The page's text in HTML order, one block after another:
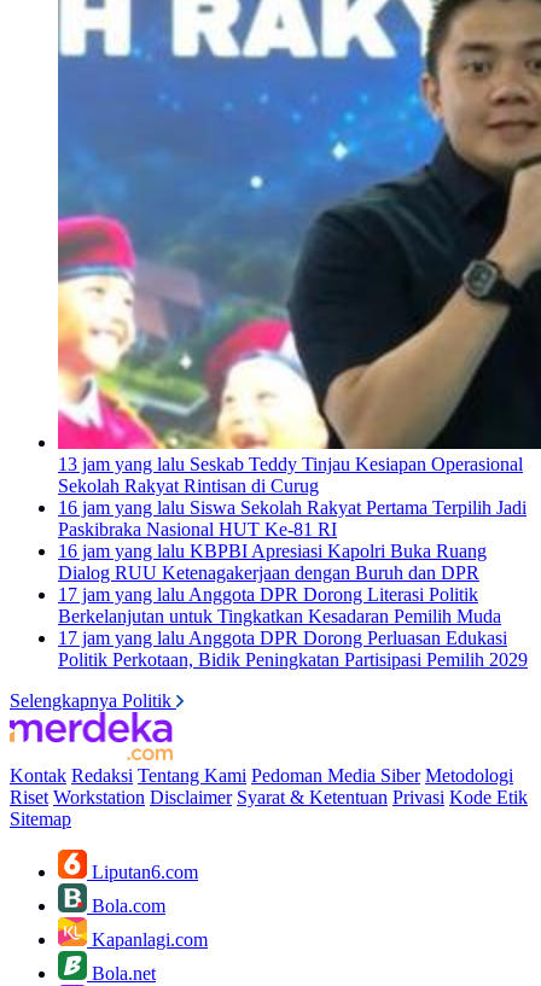
13 jam yang lalu Seskab Teddy Tinjau Kesiapan Operasional
Sekolah Rakyat Rintisan di Curug
16 jam yang lalu Siswa Sekolah Rakyat Pertama Terpilih Jadi
Paskibraka Nasional HUT Ke-81 RI
16 jam yang lalu KBPBI Apresiasi Kapolri Buka Ruang
Dialog RUU Ketenagakerjaan dengan Buruh dan DPR
17 jam yang laluAnggota DPR Dorong Literasi Politik
Berkelanjutan untuk Tingkatkan Kesadaran Pemilih Muda
17 jam yang laluAnggota DPR Dorong Perluasan Edukasi
Politik Perkotaan, Bidik Peningkatan Partisipasi Pemilih 2029
Selengkapnya Politik
Kontak Redaksi Tentang Kami Pedoman Media Siber Metodologi
Riset Workstation Disclaimer Syarat & Ketentuan Privasi Kode Etik
Sitemap
Liputan6.com
Bola.com
Kapanlagi.com
Bola.net